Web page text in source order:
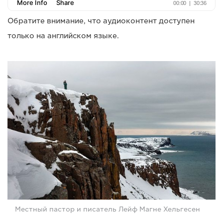
Обратите внимание, что аудиоконтент доступен
только на английском языке.
Местный пастор и писатель Лейф Магне Хельгесен